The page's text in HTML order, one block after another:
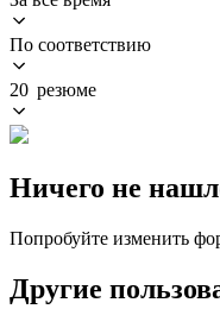
По соответствию
20 резюме
Ничего не
Попробуйте изменить
Другие